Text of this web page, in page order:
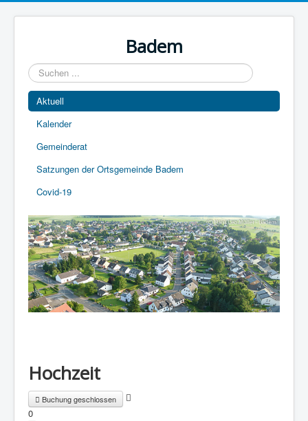
Badem
Suchen
...
Aktuell
Kalender
Gemeinderat
Satzungen der Ortsgemeinde Badem
Covid-19
Hochzeit
Buchung geschlossen
0